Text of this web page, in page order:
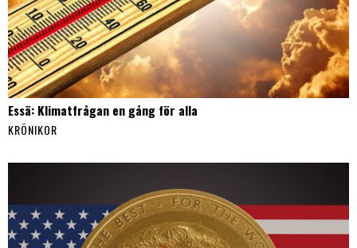
Essä: Klimatfrågan en gång för alla
KRÖNIKOR